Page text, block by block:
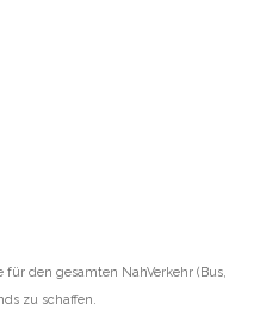
den gesamten NahVerkehr (Bus,
zu schaffen.